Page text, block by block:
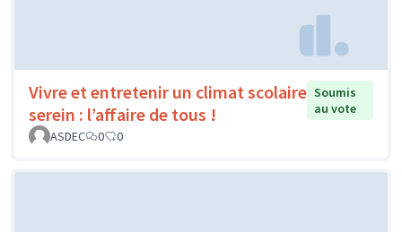
Vivre et entretenir un climat scolaire
serein : l’affaire de tous !
Soumis
au vote
ASDEC
0 0